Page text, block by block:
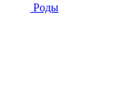
Роды